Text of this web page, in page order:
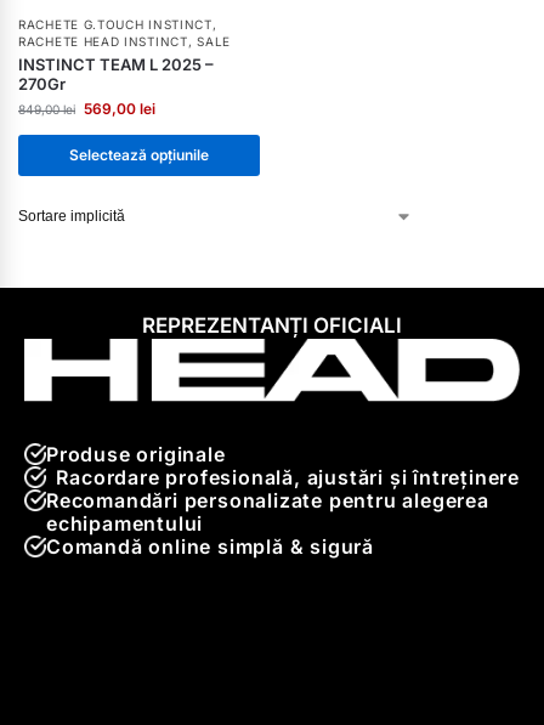
RACHETE G.TOUCH INSTINCT,
RACHETE HEAD INSTINCT,SALE
INSTINCT TEAM L 2025 –
270Gr
849,00lei 569,00 lei
Selectează opțiunile
REPREZENTANȚI OFICIALI
Produse originale
Racordare profesională, ajustări și întreținere
Recomandări personalizate pentru alegerea
echipamentului
Comandă online simplă & sigură